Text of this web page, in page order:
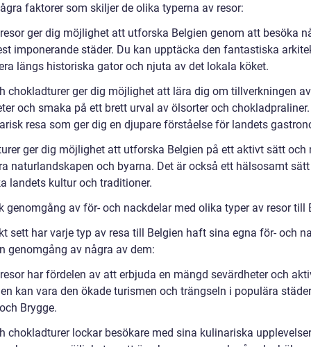
faktorer som skiljer de olika typerna av resor:
ger dig möjlighet att utforska Belgien genom att besöka
imponerande städer. Du kan upptäcka den fantastiska
längs historiska gator och njuta av det lokala köket.
chokladturer ger dig möjlighet att lära dig om tillverkningen
och smaka på ett brett urval av ölsorter och
resa som ger dig en djupare förståelse för landets
ger dig möjlighet att utforska Belgien på ett aktivt sätt och
naturlandskapen och byarna. Det är också ett hälsosamt
landets kultur och traditioner.
genomgång av för- och nackdelar med olika typer av resor till
sett har varje typ av resa till Belgien haft sina egna för- och
genomgång av några av dem:
har fördelen av att erbjuda en mängd sevärdheter och
kan vara den ökade turismen och trängseln i populära
Brygge.
chokladturer lockar besökare med sina kulinariska